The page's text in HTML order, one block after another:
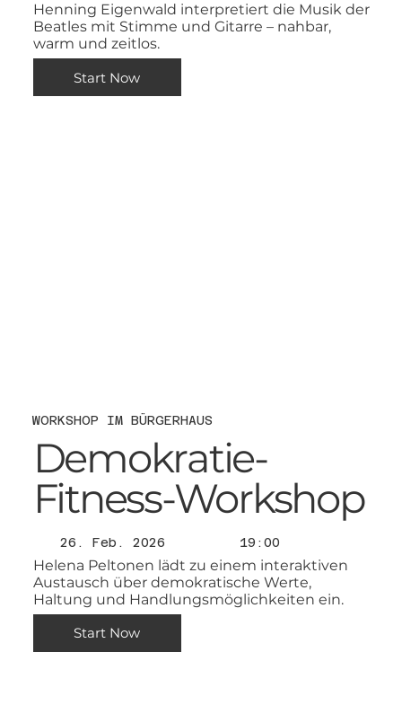
Henning Eigenwald interpretiert die Musik der
Beatles mit Stimme und Gitarre – nahbar,
warm und zeitlos.
Start Now
WORKSHOP IM BÜRGERHAUS
Demokratie-
Fitness-Workshop
26. Feb. 2026 19:00
Helena Peltonen lädt zu einem interaktiven
Austausch über demokratische Werte,
Haltung und Handlungsmöglichkeiten ein.
Start Now